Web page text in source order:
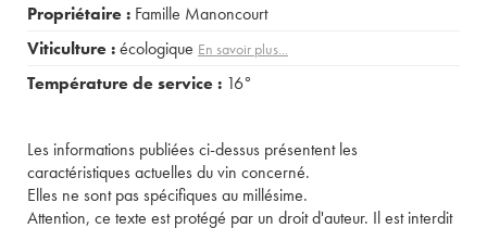
Propriétaire : Famille Manoncourt
Viticulture :écologique En savoir plus...
Température de service : 16°
Les informations publiées ci-dessus présentent les
caractéristiques actuelles du vin concerné.
Elles ne sont pas spécifiques au millésime.
Attention, ce texte est protégé par un droit d'auteur. Il est interdit